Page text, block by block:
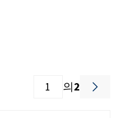
의2